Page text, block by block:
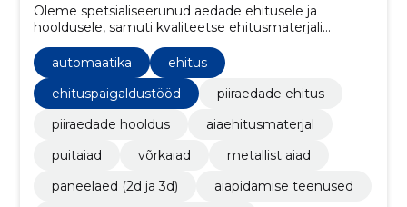
Oleme spetsialiseerunud aedade ehitusele ja
hooldusele, samuti kvaliteetse ehitusmaterjali
müügile Lõuna-Eestis, hõlmates Tartu-, Põlva-, Võru-
ja Valgamaad.
automaatika
ehitus
ehituspaigaldustööd
piiraedade ehitus
piiraedade hooldus
aiaehitusmaterjal
puitaiad
võrkaiad
metallist aiad
paneelaed (2d ja 3d)
aiapidamise teenused